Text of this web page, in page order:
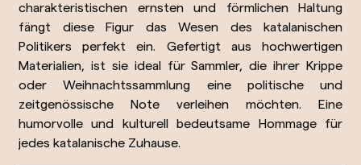
charakteristischen ernsten und förmlichen Haltung
fängt diese Figur das Wesen des katalanischen
Politikers perfekt ein. Gefertigt aus hochwertigen
Materialien, ist sie ideal für Sammler, die ihrer Krippe
oder Weihnachtssammlung eine politische und
zeitgenössische Note verleihen möchten. Eine
humorvolle und kulturell bedeutsame Hommage für
jedes katalanische Zuhause.